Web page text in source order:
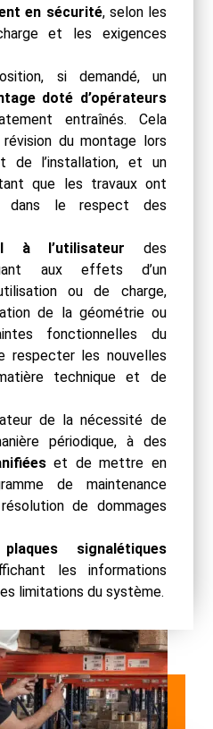
en sécurité, selon les
et les exigences
si demandé, un
doté d’opérateurs
entraînés. Cela
du montage lors
de l’installation, et un
que les travaux ont
dans le respect des
à l’utilisateur des
aux effets d’un
ou de charge,
de la géométrie ou
fonctionnelles du
respecter les nouvelles
technique et de
de la nécessité de
périodique, à des
et de mettre en
de maintenance
de dommages
signalétiques
les informations
limitations du système.